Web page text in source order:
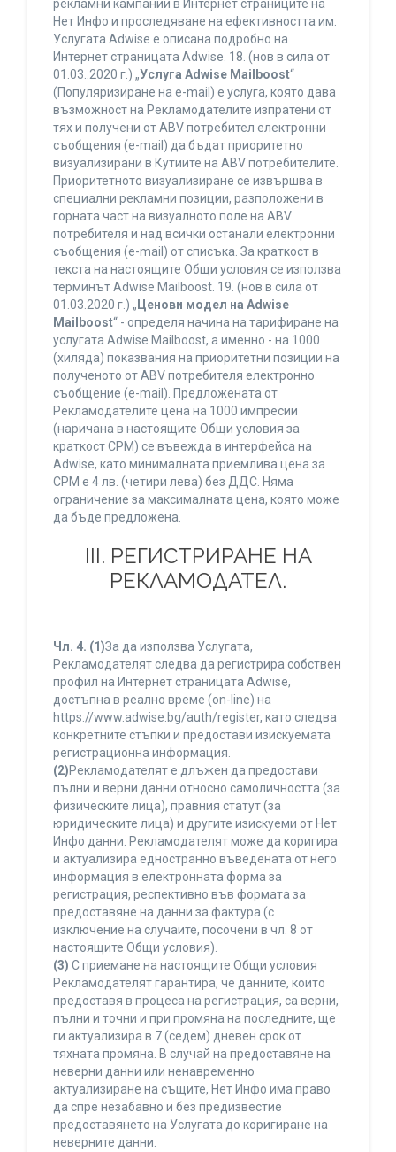
рекламни кампании в Интернет страниците на
Нет Инфо и проследяване на ефективността им.
Услугата Adwise е описана подробно на
Интернет страницата Adwise. 18. (нов в сила от
01.03..2020 г.) „Услуга Adwise Mailboost“
(Популяризиране на e-mail) е услуга, която дава
възможност на Рекламодателите изпратени от
тях и получени от ABV потребител електронни
съобщения (e-mail) да бъдат приоритетно
визуализирани в Кутиите на ABV потребителите.
Приоритетното визуализиране се извършва в
специални рекламни позиции, разположени в
горната част на визуалното поле на ABV
потребителя и над всички останали електронни
съобщения (e-mail) от списъка. За краткост в
текста на настоящите Общи условия се използва
терминът Adwise Mailboost. 19. (нов в сила от
01.03.2020 г.) „ Ценови модел на Adwise
Mailboost“ - определя начина на тарифиране на
услугата Adwise Mailboost, а именно - на 1000
(хиляда) показвания на приоритетни позиции на
полученото от ABV потребителя електронно
съобщение (e-mail). Предложената от
Рекламодателите цена на 1000 импресии
(наричана в настоящите Общи условия за
краткост CPM) се въвежда в интерфейса на
Adwise, като минималната приемлива цена за
CPM е 4 лв. (четири лева) без ДДС. Няма
ограничение за максималната цена, която може
да бъде предложена.
ІІІ. РЕГИСТРИРАНЕ НА
РЕКЛАМОДАТЕЛ.
Чл. 4. (1)За да използва Услугата,
Рекламодателят следва да регистрира собствен
профил на Интернет страницата Adwise,
достъпна в реално време (on-line) на
https://www.adwise.bg/auth/register, като следва
конкретните стъпки и предостави изискуемата
регистрационна информация.
(2)Рекламодателят е длъжен да предостави
пълни и верни данни относно самоличността (за
физическите лица), правния статут (за
юридическите лица) и другите изискуеми от Нет
Инфо данни. Рекламодателят може да коригира
и актуализира едностранно въведената от него
информация в електронната форма за
регистрация, респективно във формата за
предоставяне на данни за фактура (с
изключение на случаите, посочени в чл. 8 от
настоящите Общи условия).
(3) С приемане на настоящите Общи условия
Рекламодателят гарантира, че данните, които
предоставя в процеса на регистрация, са верни,
пълни и точни и при промяна на последните, ще
ги актуализира в 7 (седем) дневен срок от
тяхната промяна. В случай на предоставяне на
неверни данни или ненавременно
актуализиране на същите, Нет Инфо има право
да спре незабавно и без предизвестие
предоставянето на Услугата до коригиране на
неверните данни.